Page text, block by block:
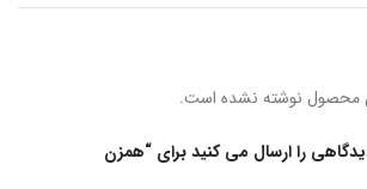
محصول نوشته نشده است.
را ارسال می کنید برای “همزن